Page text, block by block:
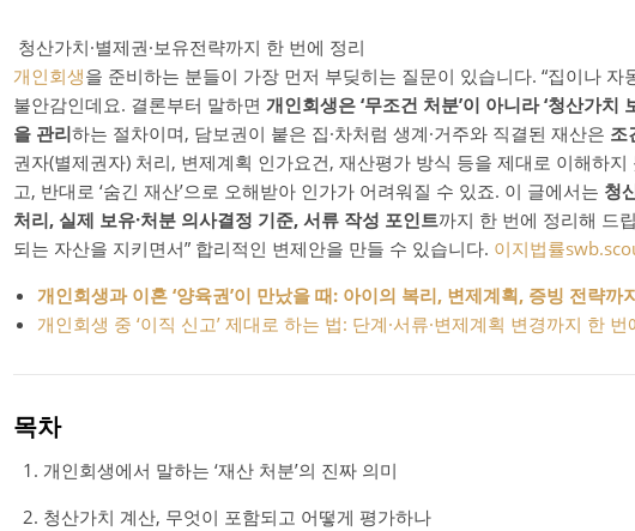
청산가치·별제권·보유전략까지 한 번에 정리
개인회생을 준비하는 분들이 가장 먼저 부딪히는 질문이 있습니다. “집이나
불안감인데요. 결론부터 말하면 개인회생은 ‘무조건 처분’이 아니라 ‘청산가
을 관리하는 절차이며, 담보권이 붙은 집·차처럼 생계·거주와 직결된 재산은 조
권자(별제권자) 처리, 변제계획 인가요건, 재산평가 방식 등을 제대로 이해하
고, 반대로 ‘숨긴 재산’으로 오해받아 인가가 어려워질 수 있죠. 이 글에서는 청
처리, 실제 보유·처분 의사결정 기준, 서류 작성 포인트까지 한 번에 정리해 드
되는 자산을 지키면서” 합리적인 변제안을 만들 수 있습니다. 이지법률
개인회생과 이혼 ‘양육권’이 만났을 때: 아이의 복리, 변제계획, 증빙 전략까
개인회생 중 ‘이직 신고’ 제대로 하는 법: 단계·서류·변제계획 변경까지 한 번
목차
개인회생에서 말하는 ‘재산 처분’의 진짜 의미
청산가치 계산, 무엇이 포함되고 어떻게 평가하나